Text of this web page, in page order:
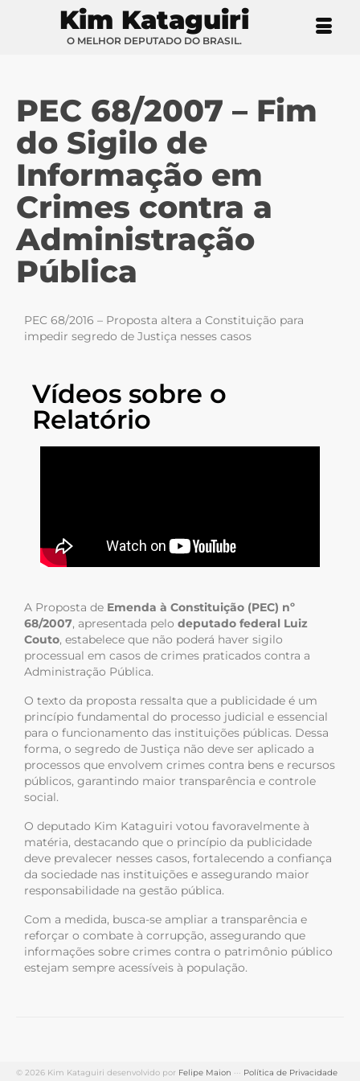
Kim Kataguiri
O MELHOR DEPUTADO DO BRASIL.
PEC 68/2007 – Fim
do Sigilo de
Informação em
Crimes contra a
Administração
Pública
PEC 68/2016 – Proposta altera a Constituição para
impedir segredo de Justiça nesses casos
Vídeos sobre o
Relatório
A Proposta de Emenda à Constituição (PEC) nº
68/2007, apresentada pelo deputado federal Luiz
Couto, estabelece que não poderá haver sigilo
processual em casos de crimes praticados contra a
Administração Pública.
O texto da proposta ressalta que a publicidade é um
princípio fundamental do processo judicial e essencial
para o funcionamento das instituições públicas. Dessa
forma, o segredo de Justiça não deve ser aplicado a
processos que envolvem crimes contra bens e recursos
públicos, garantindo maior transparência e controle
social.
O deputado Kim Kataguiri votou favoravelmente à
matéria, destacando que o princípio da publicidade
deve prevalecer nesses casos, fortalecendo a confiança
da sociedade nas instituições e assegurando maior
responsabilidade na gestão pública.
Com a medida, busca-se ampliar a transparência e
reforçar o combate à corrupção, assegurando que
informações sobre crimes contra o patrimônio público
estejam sempre acessíveis à população.
© 2026 Kim Kataguiri desenvolvido por Felipe Maion ··· Política de Privacidade